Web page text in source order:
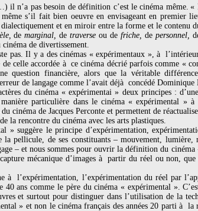
n’a pas besoin de définition c’est le cinéma même. «
s’il fait bien oeuvre en envisageant en premier
et en miroir entre la forme et le contenu
demarginal,detraverseou de friche, de personnel,
de divertissement.
pas. Il y a des cinémas « expérimentaux », à
de celle accordée à ce cinéma décrié parfois comme «
question financière, alors que la véritable
de langage comme l’avait déjà concédé Dominique
du cinéma « expérimentai » deux principes :
particulière dans le cinéma « expérimental »
du cinéma de Jacques Perconte et permettent de
la rencontre du cinéma avec les arts plastiques.
» suggère le principe d’expérimentation,
pellicule, de ses constituants – mouvement,
– et nous sommes pour ouvrir la définition du
mécanique d’images à partir du réel ou non,
à l’expérimentation, l’expérimentation du réel par
40 ans comme le père du cinéma « expérimental ».
et surtout pour distinguer dans l’utilisation de la
» et non le cinéma français des années 20 parti à